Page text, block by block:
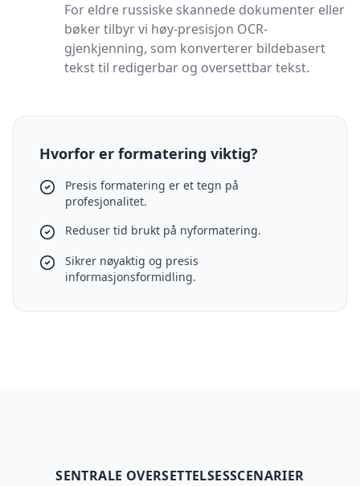
For eldre russiske skannede dokumenter eller
bøker tilbyr vi høy-presisjon OCR-
gjenkjenning, som konverterer bildebasert
tekst til redigerbar og oversettbar tekst.
Hvorfor er formatering viktig?
Presis formatering er et tegn på
profesjonalitet.
Reduser tid brukt på nyformatering.
Sikrer nøyaktig og presis
informasjonsformidling.
SENTRALE OVERSETTELSESSCENARIER